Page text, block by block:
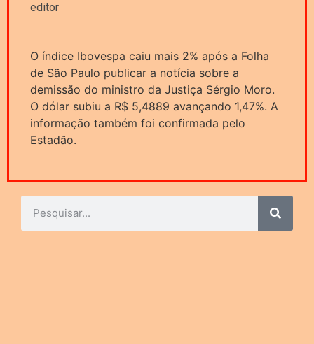
editor
O índice Ibovespa caiu mais 2% após a Folha
de São Paulo publicar a notícia sobre a
demissão do ministro da Justiça Sérgio Moro.
O dólar subiu a R$ 5,4889 avançando 1,47%. A
informação também foi confirmada pelo
Estadão.